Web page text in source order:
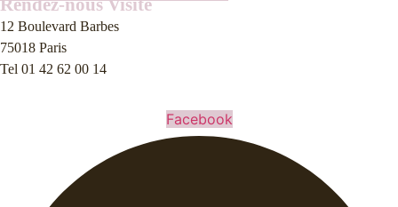
Fermé le Dimanche